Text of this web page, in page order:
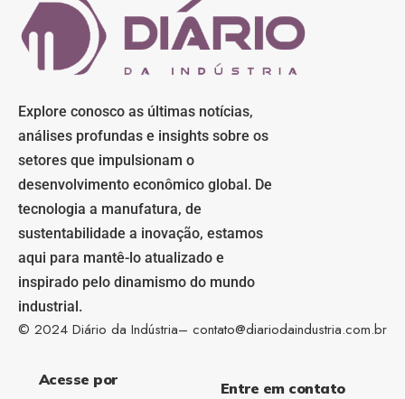
Explore conosco as últimas notícias,
análises profundas e insights sobre os
setores que impulsionam o
desenvolvimento econômico global. De
tecnologia a manufatura, de
sustentabilidade a inovação, estamos
aqui para mantê-lo atualizado e
inspirado pelo dinamismo do mundo
industrial.
© 2024 Diário da Indústria– contato@diariodaindustria.com.br
Acesse por
Entre em contato